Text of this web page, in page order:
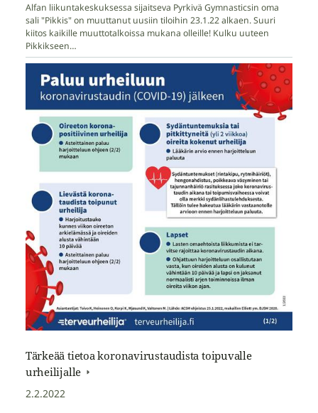
Alfan liikuntakeskuksessa sijaitseva Pyrkivä Gymnasticsin oma
sali "Pikkis" on muuttanut uusiin tiloihin 23.1.22 alkaen. Suuri
kiitos kaikille muuttotalkoissa mukana olleille! Kulku uuteen
Pikkikseen…
Tärkeää tietoa koronavirustaudista toipuvalle
urheilijalle
2.2.2022